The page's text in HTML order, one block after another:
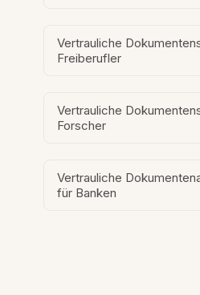
Vertrauliche
Freiberufler
Vertrauliche
Forscher
Vertrauliche
für Banken